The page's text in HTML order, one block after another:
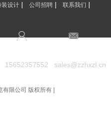
装设计 | 公司招聘 | 联系我们 |
15652357552 sales@zzhxzl.cn
限公司 版权所有 |